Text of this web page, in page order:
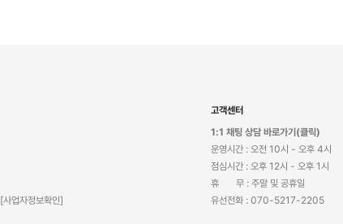
[사업자정보확인]
고객센터
1:1 채팅 상담 바로가기(클릭)
운영시간 : 오전 10시 - 오후 4시
점심시간 : 오후 12시 - 오후 1시
휴 무 : 주말 및 공휴일
유선전화 : 070-5217-2205